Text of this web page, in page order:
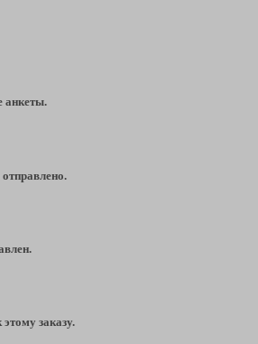
анкеты.
заказу.